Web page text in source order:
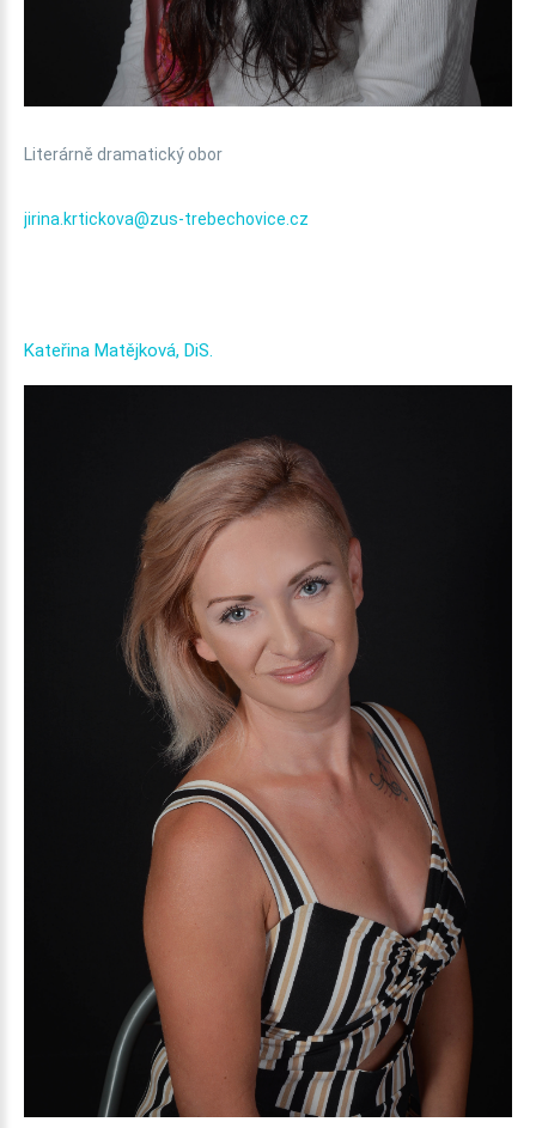
Literárně dramatický obor
jirina.krtickova@zus-trebechovice.cz
Kateřina Matějková, DiS.